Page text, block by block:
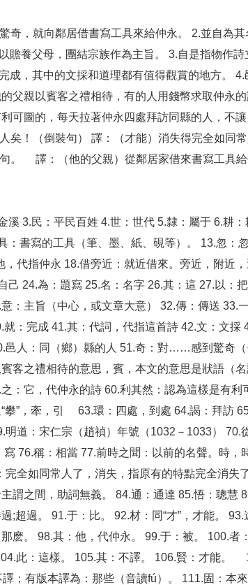
奇，就向鄰居借書寫工具來給仲永。 2.並自為
贍養父母，團結宗族作為主旨。 3.自是指物作
成，其中的文採和道理都有值得觀賞的地方。
父親以賓客之禮相待，有的人用錢幣求取仲永
可圖的，每天拉著仲永四處拜訪同縣的人，不讓
矣！（倒裝句） 譯：（才能）消失得完全如同
。 譯：（他的父親）從鄰居家借來書寫工具
3.民：平民百姓 4.世：世代 5.隸：屬于 6.耕：
書寫的工具（筆、墨、紙、硯等）。 13.忽：
代指仲永 18.借旁近：就近借來。旁近，附近，
己 24.為：題寫 25.名：名字 26.其：這 27.以：
：主旨（中心，或文章大意） 32.傳：傳送 33.
：完成 41.其：代詞，代指這首詩 42.文：文採
人：同（鄉）縣的人 51.奇：對……感到驚奇（
客之禮相待的意思，賓，本文的意思是狀語（
：它，代仲永的詩 60.利其然：認為這樣是有
攀”，牽，引 63.環：四處，到處 64.謁：拜訪
道：宋仁宗（趙禎）年號（1032－1033） 70.
76.稱：相當 77.前時之聞：以前的名聲。時，
全如同常人了，消失，指原有的特點完全消失
謂之間，助詞無義。 84.通：通達 85.悟：聰慧
;超過。 91.于：比。 92.材：同“才”，才能。
。 98.其：他，代仲永。 99.于：被。 100.者
此：這樣。 105.其：不譯。 106.賢：才能。
；有版本譯為：那些（音讀fú）。 111.固：本